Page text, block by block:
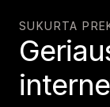
SUKURTA